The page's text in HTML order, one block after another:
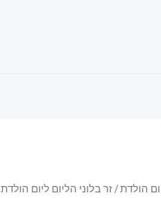
הולדת/ זר בלוני הליום ליום הולדת 28